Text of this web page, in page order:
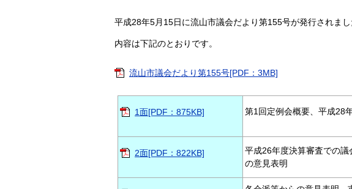
平成28年5月15日に流山市議会だより第155号が発行されまし
内容は下記のとおりです。
流山市議会だより第155号[PDF：3MB]
1面[PDF：875KB] 第1回定例会概要、平成28
2面[PDF：822KB]
平成26年度決算審査での
の意見表明